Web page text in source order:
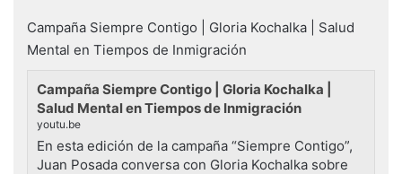
Campaña Siempre Contigo | Gloria Kochalka | Salud
Mental en Tiempos de Inmigración
Campaña Siempre Contigo | Gloria Kochalka |
Salud Mental en Tiempos de Inmigración
youtu.be
En esta edición de la campaña “Siempre Contigo”,
Juan Posada conversa con Gloria Kochalka sobre